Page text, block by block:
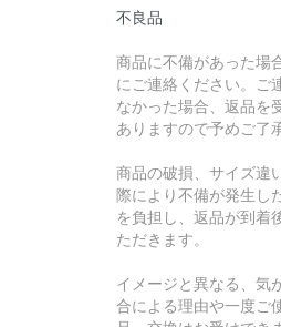
不良品
商品に不備があった場
にご連絡ください。ご
なかった場合、返品を
ありますので予めご了
商品の破損、サイズ違
際により不備が発生し
を負担し、返品が到着
ただきます。
イメージと異なる、気
合による理由や一度ご